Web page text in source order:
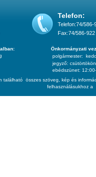
Telefon:
Telefon:74/586-
Fax:74/586-922
található összes szöveg, kép és
felhasználásukhoz a
Önkormányzati
polgármester:
jegyző: csütörtökön
ebédszünet: